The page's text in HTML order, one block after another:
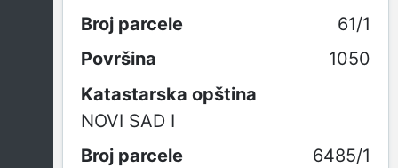
61/1
1050
Katastarska opština
NOVI SAD I
6485/1